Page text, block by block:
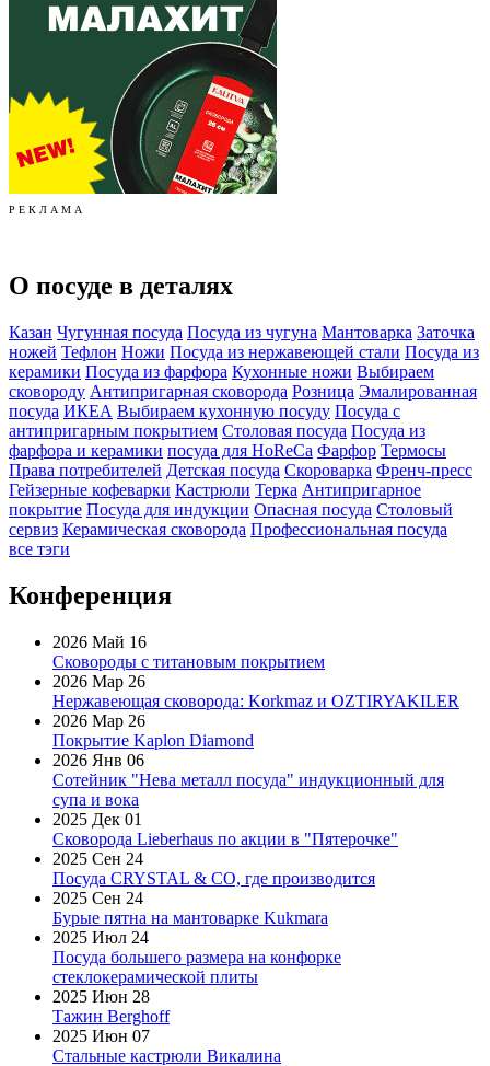
Р Е К Л А М А
О посуде в деталях
Казан Чугунная посуда Посуда из чугуна Мантоварка Заточка
ножей Тефлон Ножи Посуда из нержавеющей стали Посуда из
керамики Посуда из фарфора Кухонные ножи Выбираем
сковороду Антипригарная сковорода Розница Эмалированная
посуда ИКЕА Выбираем кухонную посуду Посуда с
антипригарным покрытием Столовая посуда Посуда из
фарфора и керамики посуда для HoReCa Фарфор Термосы
Права потребителей Детская посуда Скороварка Френч-пресс
Гейзерные кофеварки Кастрюли Терка Антипригарное
покрытие Посуда для индукции Опасная посуда Столовый
сервиз Керамическая сковорода Профессиональная посуда
все тэги
Конференция
2026 Май 16
Сковороды с титановым покрытием
2026 Мар 26
Нержавеющая сковорода: Korkmaz и OZTIRYAKILER
2026 Мар 26
Покрытие Kaplon Diamond
2026 Янв 06
Сотейник "Нева металл посуда" индукционный для
супа и вока
2025 Дек 01
Сковорода Lieberhaus по акции в "Пятерочке"
2025 Сен 24
Посуда CRYSTAL & CO, где производится
2025 Сен 24
Бурые пятна на мантоварке Kukmara
2025 Июл 24
Посуда большего размера на конфорке
стеклокерамической плиты
2025 Июн 28
Тажин Berghoff
2025 Июн 07
Стальные кастрюли Викалина